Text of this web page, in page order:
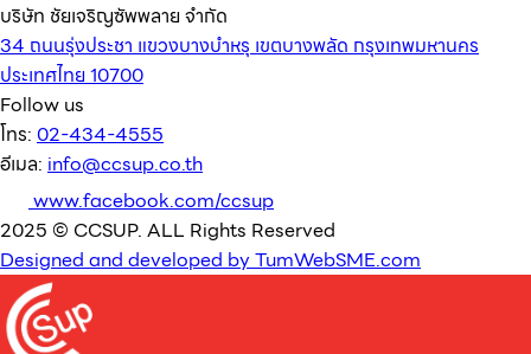
บริษัท ชัยเจริญซัพพลาย จำกัด
34 ถนนรุ่งประชา แขวงบางบำหรุ เขตบางพลัด กรุงเทพมหานคร
ประเทศไทย 10700
Follow us
โทร: 02-434-4555
อีเมล: info@ccsup.co.th
www.facebook.com/ccsup
2025 © CCSUP. ALL Rights Reserved
Designed and developed by TumWebSME.com